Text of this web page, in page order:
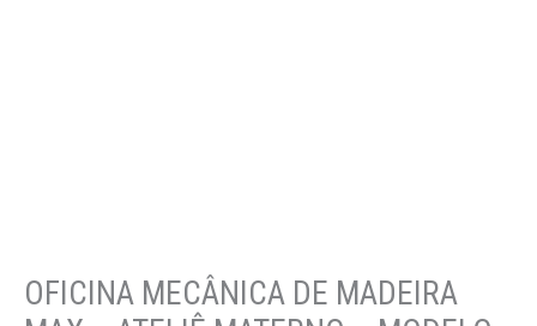
OFICINA MECÂNICA DE MADEIRA